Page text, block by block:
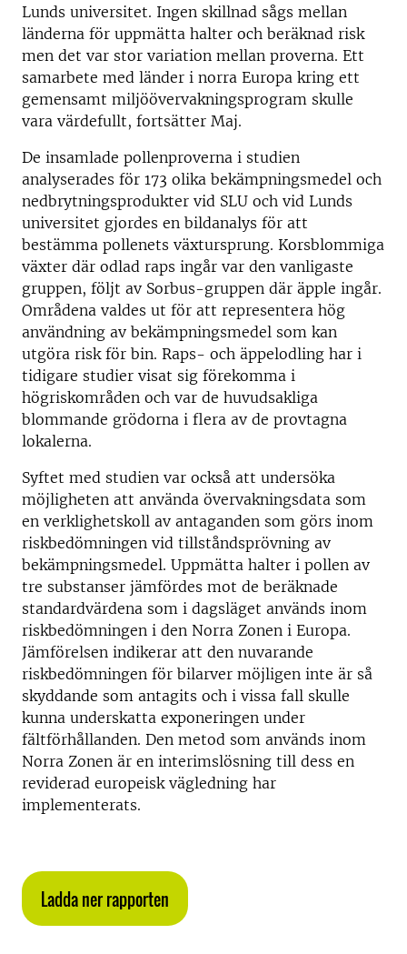
Lunds universitet. Ingen skillnad sågs mellan
länderna för uppmätta halter och beräknad risk
men det var stor variation mellan proverna. Ett
samarbete med länder i norra Europa kring ett
gemensamt miljöövervakningsprogram skulle
vara värdefullt, fortsätter Maj.
De insamlade pollenproverna i studien
analyserades för 173 olika bekämpningsmedel och
nedbrytningsprodukter vid SLU och vid Lunds
universitet gjordes en bildanalys för att
bestämma pollenets växtursprung. Korsblommiga
växter där odlad raps ingår var den vanligaste
gruppen, följt av Sorbus-gruppen där äpple ingår.
Områdena valdes ut för att representera hög
användning av bekämpningsmedel som kan
utgöra risk för bin. Raps- och äppelodling har i
tidigare studier visat sig förekomma i
högriskområden och var de huvudsakliga
blommande grödorna i flera av de provtagna
lokalerna.
Syftet med studien var också att undersöka
möjligheten att använda övervakningsdata som
en verklighetskoll av antaganden som görs inom
riskbedömningen vid tillståndsprövning av
bekämpningsmedel. Uppmätta halter i pollen av
tre substanser jämfördes mot de beräknade
standardvärdena som i dagsläget används inom
riskbedömningen i den Norra Zonen i Europa.
Jämförelsen indikerar att den nuvarande
riskbedömningen för bilarver möjligen inte är så
skyddande som antagits och i vissa fall skulle
kunna underskatta exponeringen under
fältförhållanden. Den metod som används inom
Norra Zonen är en interimslösning till dess en
reviderad europeisk vägledning har
implementerats.
Ladda ner rapporten